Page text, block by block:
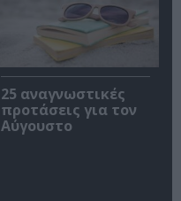
25 αναγνωστικές
προτάσεις για τον
Αύγουστο